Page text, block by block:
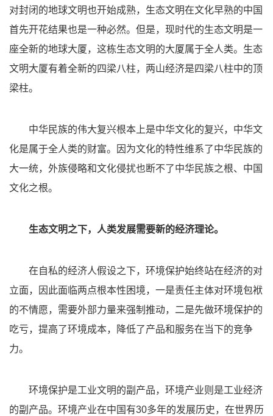
对封闭的地球文明也开始成熟，生态文明在文化早熟的中国
首先开花结果也是一种必然。但是，现时代的生态文明是一
座全新的地球大厦，这栋生态文明的大厦属于全人类。生态
文明大厦有着全新的四梁八柱，两山经济是四梁八柱中的顶
梁柱。
中华民族的伟大复兴根本上是中华文化的复兴，中华文
化是属于全人类的财富。因为文化的特性维系了中华民族的
大一统，外族侵略和文化侵扰也断不了中华民族之根、中国
文化之根。
生态文明之下，人类发展需要新的经济理论。
在自私的经济人假设之下，环境保护始终站在经济的对
立面，因此面临两点根本性困境，一是责任主体对环境包袱
的不情愿，需要外部力量来强制推动，二是先做环境保护的
吃亏，提高了环境成本，降低了产品和服务在当下的竞争
力。
环境保护是工业文明的副产品，环境产业则是工业经济
的副产品。环境产业在中国有30多年的发展历史，在世界历